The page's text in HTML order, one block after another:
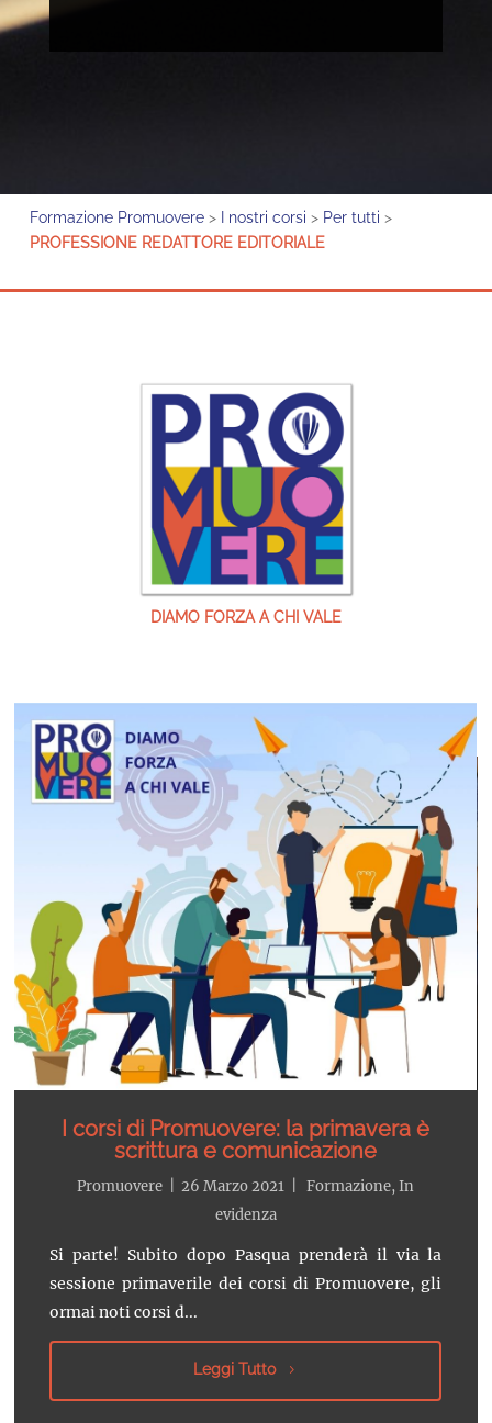
Formazione Promuovere> I nostri corsi > Per tutti >
PROFESSIONE REDATTORE EDITORIALE
DIAMO FORZA A CHI VALE
I corsi di Promuovere: la primavera è
scrittura e comunicazione
Promuovere 26 Marzo 2021 Formazione,In
evidenza
Si parte! Subito dopo Pasqua prenderà il via la
sessione primaverile dei corsi di Promuovere, gli
ormai noti corsi d...
Leggi Tutto